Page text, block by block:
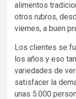
alimentos
otros rubros,
viernes, a buen
Los clientes se
los años y eso
variedades de
satisfacer la
unas 5.000